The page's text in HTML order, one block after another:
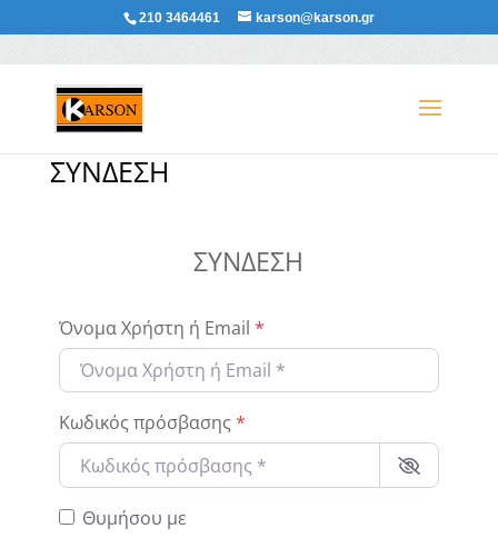
210 3464461 karson@karson.gr
ΣΎΝΔΕΣΗ
ΣΎΝΔΕΣΗ
Όνομα Χρήστη ή Email *
Κωδικός πρόσβασης *
Θυμήσου με